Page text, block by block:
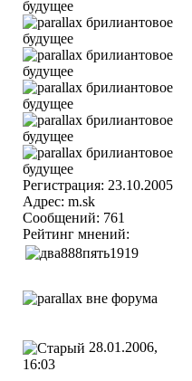
Регистрация: 23.10.2005
Адрес: m.sk
Сообщений: 761
Рейтинг мнений:
28.01.2006,
16:03